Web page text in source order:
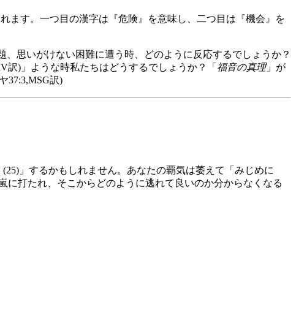
ます。一つ目の漢字は『危険』を意味し、二つ目は『機会』を
思いがけない困難に遭う時、どのように反応するでしょうか？
訳)」ような時私たちはどうするでしょうか？「 福音の真理」が
37:3,MSG訳)
」するかもしれません。あなたの覇気は萎えて「みじめに
に打たれ、そこからどのように逃れて良いのか分からなくなる